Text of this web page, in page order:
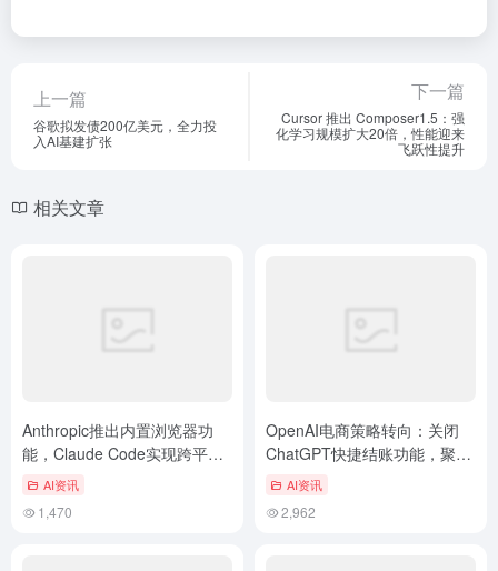
上一篇
谷歌拟发债200亿美元，全力投
入AI基建扩张
下一篇
Cursor 推出 Composer1.5：强
化学习规模扩大20倍，性能迎来
飞跃性提升
相关文章
Anthropic推出内置浏览器功
能，Claude Code实现跨平台
网页交互与安全写入
AI资讯
1,470
OpenAI电商策略转向：关闭
ChatGPT快捷结账功能，聚焦
产品探索与研发
AI资讯
2,962